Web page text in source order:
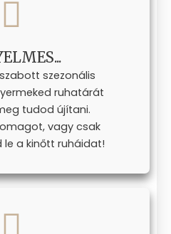
szezonális
ruhatárát
tudod újítani.
vagy csak
le a kinőtt ruháidat!